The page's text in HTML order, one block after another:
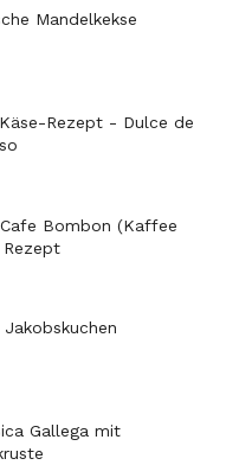
Mandelkekse
Rezept - Dulce de
Bombon (Kaffee
Gallega mit